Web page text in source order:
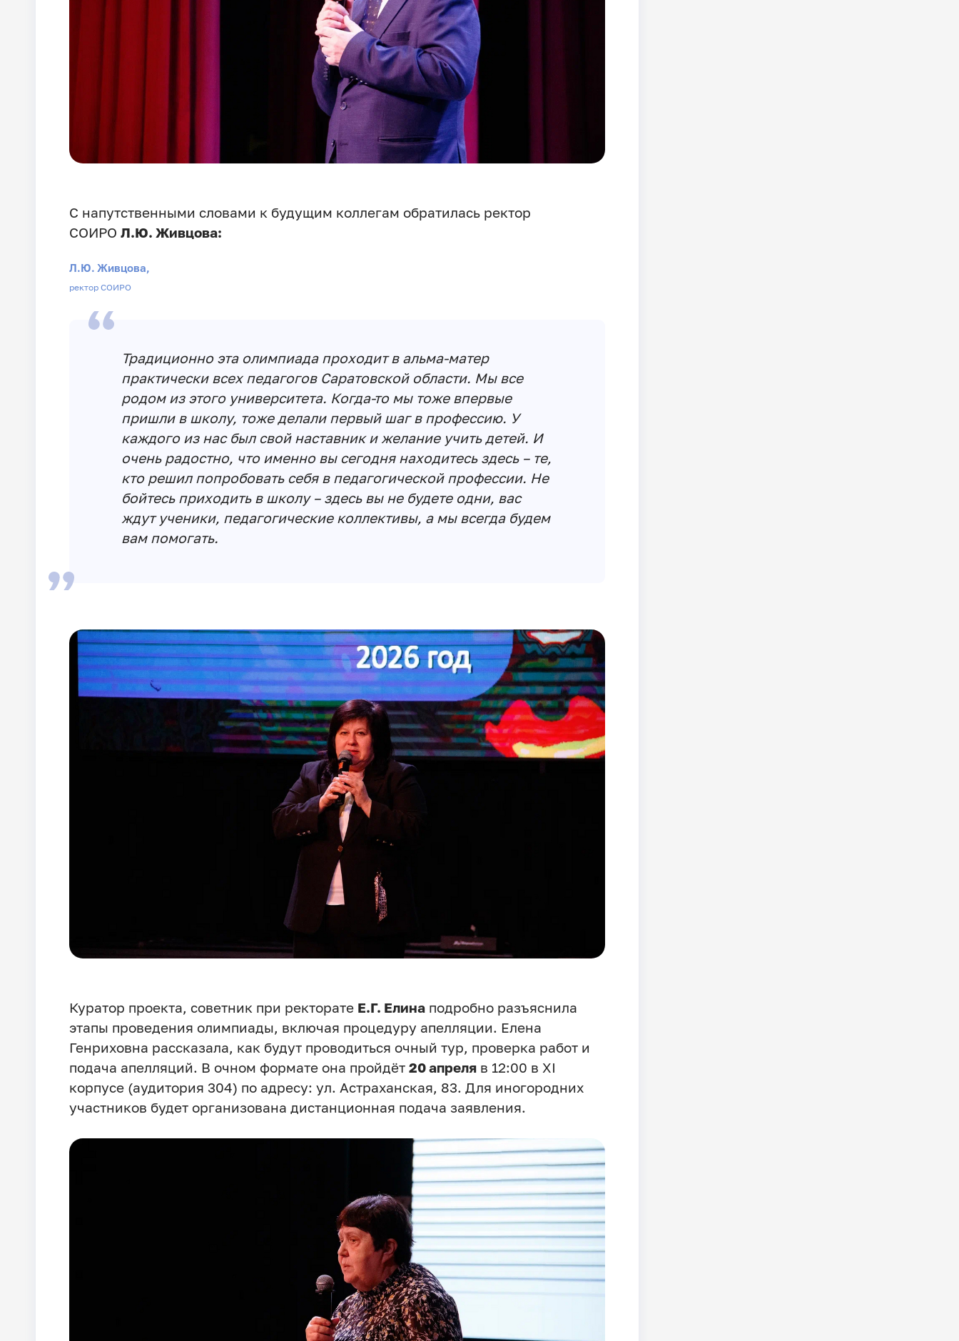
С напутственными словами к будущим коллегам обратилась ректор
СОИРО Л.Ю. Живцова:
Л.Ю. Живцова,
ректор СОИРО
Традиционно эта олимпиада проходит в альма-матер
практически всех педагогов Саратовской области. Мы все
родом из этого университета. Когда-то мы тоже впервые
пришли в школу, тоже делали первый шаг в профессию. У
каждого из нас был свой наставник и желание учить детей. И
очень радостно, что именно вы сегодня находитесь здесь – те,
кто решил попробовать себя в педагогической профессии. Не
бойтесь приходить в школу – здесь вы не будете одни, вас
ждут ученики, педагогические коллективы, а мы всегда будем
вам помогать.
Куратор проекта, советник при ректорате Е.Г. Елинаподробно разъяснила
этапы проведения олимпиады, включая процедуру апелляции. Елена
Генриховна рассказала, как будут проводиться очный тур, проверка работ и
подача апелляций. В очном формате она пройдёт 20 апреляв 12:00 в XI
корпусе (аудитория 304) по адресу: ул. Астраханская, 83. Для иногородних
участников будет организована дистанционная подача заявления.